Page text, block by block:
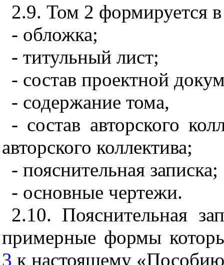
2.9. Том 2 формируется
- обложка;
- титульный лист;
- состав проектной
- содержание тома,
- состав авторского
авторского коллектива;
- пояснительная записка;
- основные чертежи.
2.10. Пояснительная
примерные формы
3 к настоящему